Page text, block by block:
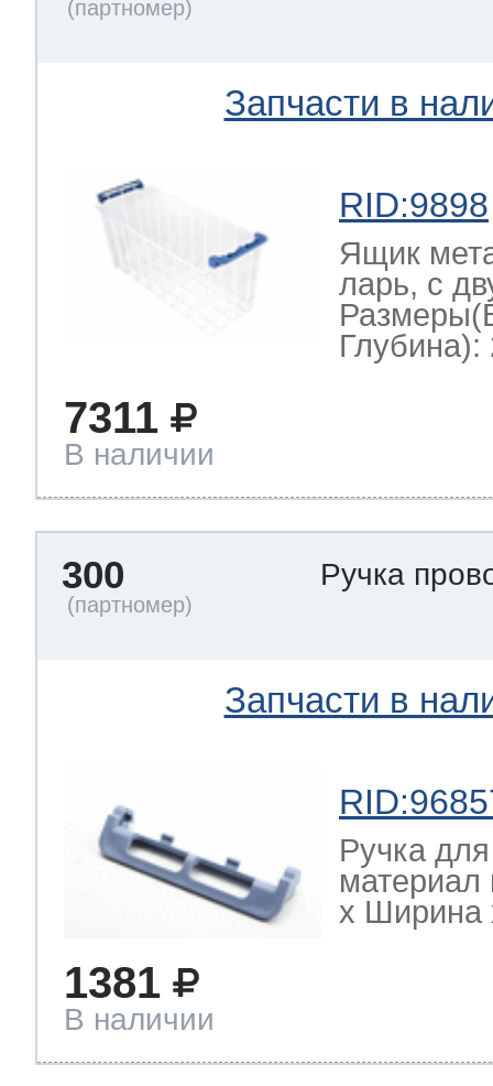
Запчасти в
RID:9898
Ящик
ларь, с
Глубина):
7311
В наличии
300 Ручка
Запчасти в
Ручка
материал
х Ширина
1381
В наличии